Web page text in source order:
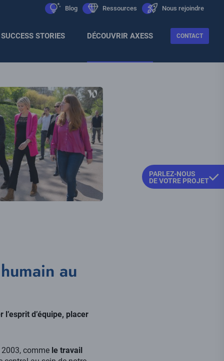
Blog
icon Ressources
icon Nous rejoindre
icon
SUCCESS STORIES DÉCOUVRIR AXESS CONTACT
au
l’esprit d’équipe, placer
comme le travail
PARLEZ-NOUS
DE VOTRE PROJET